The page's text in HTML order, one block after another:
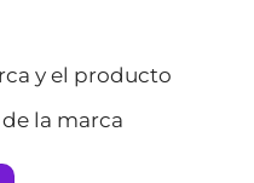
y el producto
la marca